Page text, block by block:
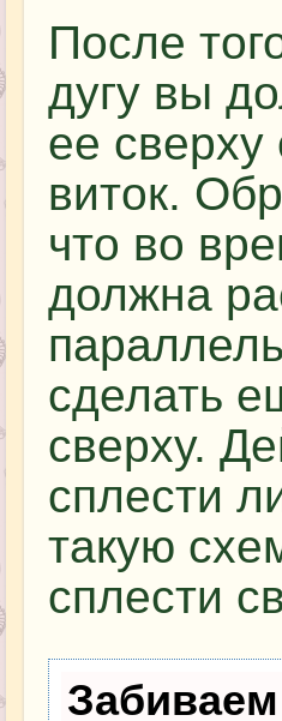
После
дугу вы
ее
виток.
что во
должна
сделать
сверху.
сплести
такую
сплести